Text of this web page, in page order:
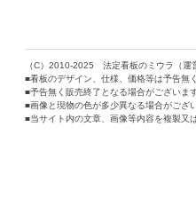
（C）2010-2025 法定看板のミウラ（
■看板のデザイン、仕様、価格等は予告無
■予告無く販売終了となる場合がございます
■画像と現物の色が多少異なる場合がござ
■当サイト内の文章、画像等内容を複製又